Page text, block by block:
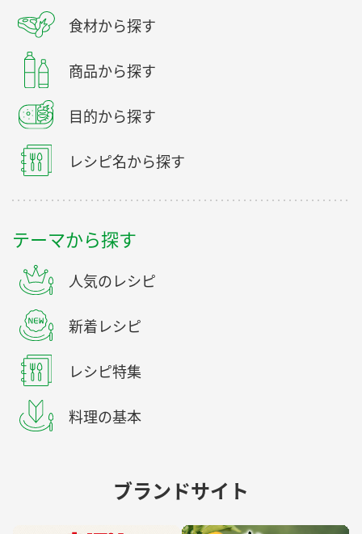
食材から探す
商品から探す
目的から探す
レシピ名から探す
テーマから探す
人気のレシピ
新着レシピ
レシピ特集
料理の基本
ブランドサイト